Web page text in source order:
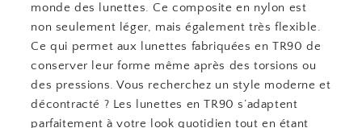
monde des lunettes. Ce composite en nylon est
non seulement léger, mais également très flexible.
Ce qui permet aux lunettes fabriquées en TR90 de
conserver leur forme même après des torsions ou
des pressions. Vous recherchez un style moderne et
décontracté ? Les lunettes en TR90 s’adaptent
parfaitement à votre look quotidien tout en étant